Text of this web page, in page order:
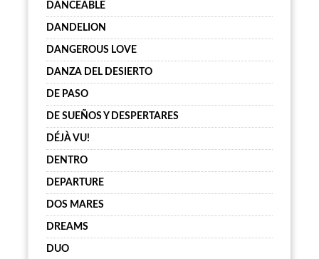
DANCEABLE
DANDELION
DANGEROUS LOVE
DANZA DEL DESIERTO
DE PASO
DE SUEÑOS Y DESPERTARES
DÉJÀ VU!
DENTRO
DEPARTURE
DOS MARES
DREAMS
DUO